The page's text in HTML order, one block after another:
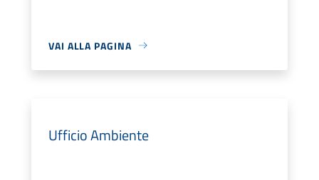
VAI ALLA PAGINA
Ufficio Ambiente